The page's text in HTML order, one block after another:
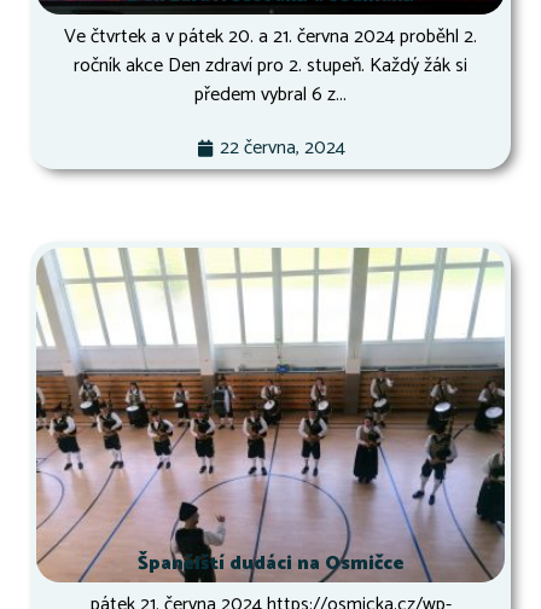
Ve čtvrtek a v pátek 20. a 21. června 2024 proběhl 2.
ročník akce Den zdraví pro 2. stupeň. Každý žák si
předem vybral 6 z...
22 června, 2024
Španělští dudáci na Osmičce